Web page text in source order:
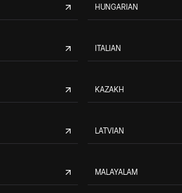
HUNGARIAN
ITALIAN
KAZAKH
LATVIAN
MALAYALAM